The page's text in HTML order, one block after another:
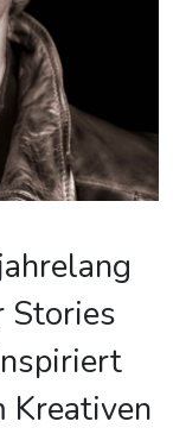
Stories
Kreativen